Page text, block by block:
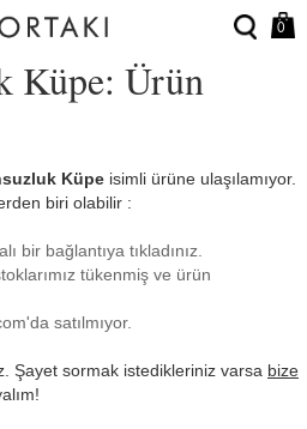
0
Küpe: Ürün
Küpe isimli ürüne ulaşılamıyor.
biri olabilir :
bir bağlantıya tıkladınız.
tükenmiş ve ürün
satılmıyor.
Şayet sormak istedikleriniz varsa bize